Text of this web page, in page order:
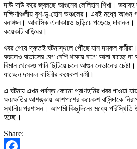
দাউ দাউ করে জ্বলছে আগুনের লেলিহান শিখা। ভয়াবহ
দক্ষিণাঞ্চলীয় বুশ-ডু-হোন অঞ্চলের। এরই মধ্যে আগুন
বনাঞ্চল। আবাসিক এলাকায়ও ছড়িয়ে পড়েছে
কয়েকটি বাড়িঘর।
খবর পেয়ে দ্রুতই ঘটনাস্থলে পৌঁছে যান দমকল কর্মীরা।
করলেও বাতাসের বেগ বেশি থাকায় বাগে আনা যাচ্ছে
বিমান থেকেও পানি ছিটিয়ে চলে আগুন নেভানোর
যাচ্ছেন দমকল বাহিনীর কয়েকশ কর্মী।
এ ঘটনায় এখন পর্যন্ত কোনো প্রাণহানির খবর পাওয়া
ক্ষয়ক্ষতির আশঙ্কায় আশপাশের কয়েকশ বাসিন্দাকে
স্থানীয় প্রশাসন। আগামী কিছুদিনের মধ্যে
হচ্ছে।
Share: